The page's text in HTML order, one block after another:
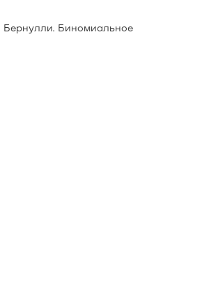
Бернулли. Биномиальное